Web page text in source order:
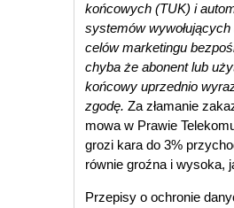
końcowych (TUK) i
systemów
celów marketingu
chyba że abonent lub
końcowy uprzednio
zgodę.Za złamanie
mowa w Prawie
grozi kara do 3%
równie groźna i wysoka,
Przepisy o ochronie